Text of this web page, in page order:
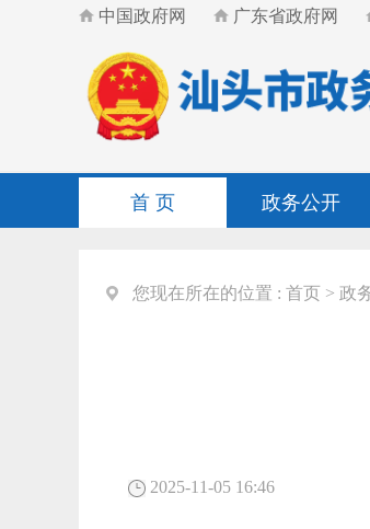
中国政府网 广东省政府网
首 页 政务公开
您现在所在的位置 : 首页 > 政
2025-11-05 16:46